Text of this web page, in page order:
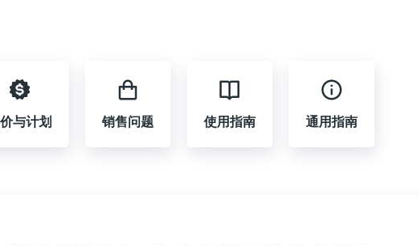
与计划 销售问题 使用指南 通用指南